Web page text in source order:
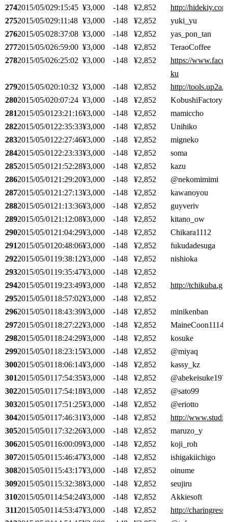
2742015/05/029:15:45 ¥3,000 -148 ¥2,852
http://hidekiy.com
2752015/05/029:11:48 ¥3,000 -148 ¥2,852
yuki_yu
2762015/05/028:37:08 ¥3,000 -148 ¥2,852
yas_pon_tan
2772015/05/026:59:00 ¥3,000 -148 ¥2,852
TeraoCoffee
2782015/05/026:25:02 ¥3,000 -148 ¥2,852
https://
ku
2792015/05/020:10:32 ¥3,000 -148 ¥2,852
http://
2802015/05/020:07:24 ¥3,000 -148 ¥2,852
KobushiFactory
2812015/05/01 23:21:16¥3,000 -148 ¥2,852
mamiccho
2822015/05/01 22:35:33¥3,000 -148 ¥2,852
Unihiko
2832015/05/01 22:27:46¥3,000 -148 ¥2,852
migneko
2842015/05/01 22:23:33¥3,000 -148 ¥2,852
soma
2852015/05/01 21:52:28¥3,000 -148 ¥2,852
kazu
2862015/05/01 21:29:20¥3,000 -148 ¥2,852
@nekomimimi
2872015/05/01 21:27:13¥3,000 -148 ¥2,852
kawanoyou
2882015/05/01 21:13:36¥3,000 -148 ¥2,852
guyveriv
2892015/05/01 21:12:08¥3,000 -148 ¥2,852
kitano_ow
2902015/05/01 21:04:29¥3,000 -148 ¥2,852
Chikara1112
2912015/05/01 20:48:06¥3,000 -148 ¥2,852
fukudadesuga
2922015/05/01 19:38:12¥3,000 -148 ¥2,852
nishioka
2932015/05/01 19:35:47¥3,000 -148
¥2,852
2942015/05/01 19:23:49¥3,000 -148 ¥2,852
http://
2952015/05/01 18:57:02¥3,000 -148
¥2,852
2962015/05/01 18:43:39¥3,000 -148 ¥2,852
minikenban
2972015/05/01 18:27:22¥3,000 -148 ¥2,852
MaineCoon1114
2982015/05/01 18:24:29¥3,000 -148 ¥2,852
kosuke
2992015/05/01 18:23:15¥3,000 -148 ¥2,852
@miyaq
3002015/05/01 18:06:14¥3,000 -148 ¥2,852
kassy_kz
3012015/05/01 17:54:35¥3,000 -148 ¥2,852
3022015/05/01 17:54:18¥3,000 -148 ¥2,852
@sato99
3032015/05/01 17:51:25¥3,000 -148 ¥2,852
@eriotto
3042015/05/01 17:46:31¥3,000 -148 ¥2,852
http://
3052015/05/01 17:32:26¥3,000 -148 ¥2,852
maruzo_y
3062015/05/01 16:00:09¥3,000 -148 ¥2,852
koji_roh
3072015/05/01 15:46:47¥3,000 -148 ¥2,852
ishigakiichigo
3082015/05/01 15:43:17¥3,000 -148 ¥2,852
oinume
3092015/05/01 15:32:38¥3,000 -148 ¥2,852
seujiru
3102015/05/01 14:54:24¥3,000 -148 ¥2,852
Akkiesoft
3112015/05/01 14:53:47¥3,000 -148 ¥2,852
http://